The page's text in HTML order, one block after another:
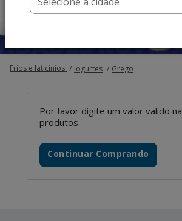
Frios e laticínios Iogurtes Grego
Por favor digite um valor valido
produtos
Continuar Comprando